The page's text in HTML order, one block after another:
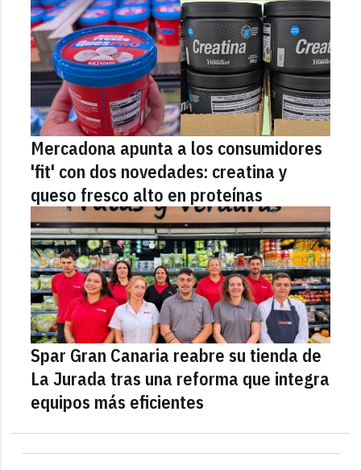
Mercadona apunta a los consumidores
'fit' con dos novedades: creatina y
queso fresco alto en proteínas
Spar Gran Canaria reabre su tienda de
La Jurada tras una reforma que integra
equipos más eficientes